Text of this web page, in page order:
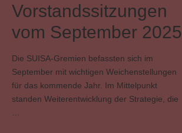
Vorstandssitzungen
vom September 2025
Die SUISA-Gremien befassten sich im
September mit wichtigen Weichenstellungen
für das kommende Jahr. Im Mittelpunkt
standen Weiterentwicklung der Strategie, die